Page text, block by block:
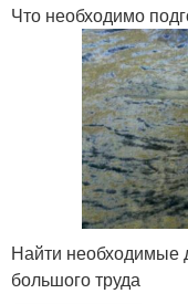
Что необходимо
Найти необходимые
большого труда